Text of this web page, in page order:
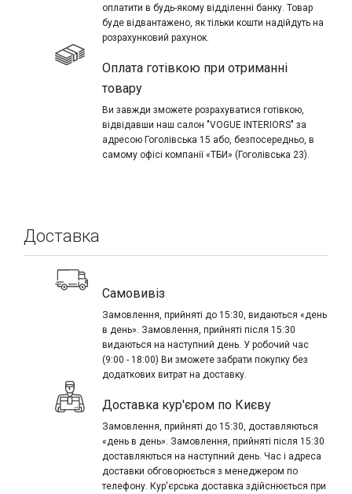
оплатити в будь-якому відділенні банку. Товар
буде відвантажено, як тільки кошти надійдуть на
розрахунковий рахунок.
Оплата готівкою при отриманні
товару
Ви завжди зможете розрахуватися готівкою,
відвідавши наш салон "VOGUE INTERIORS" за
адресою Гоголівська 15 або, безпосередньо, в
самому офісі компанії «ТБИ» (Гоголівська 23).
Доставка
Самовивіз
Замовлення, прийняті до 15:30, видаються «день
в день». Замовлення, прийняті після 15:30
видаються на наступний день. У робочий час
(9:00 - 18:00) Ви зможете забрати покупку без
додаткових витрат на доставку.
Доставка кур'єром по Києву
Замовлення, прийняті до 15:30, доставляються
«день в день». Замовлення, прийняті після 15:30
доставляються на наступний день. Час і адреса
доставки обговорюється з менеджером по
телефону. Кур'єрська доставка здійснюється при